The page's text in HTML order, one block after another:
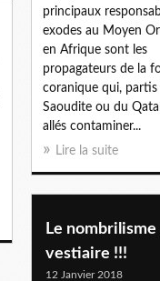
principaux
exodes au Moyen
en Afrique sont les
propagateurs de la
coranique qui, partis
Saoudite ou du
allés contaminer...
Lire la suite
Le nombrilisme
vestiaire !!!
12 Janvier 2018